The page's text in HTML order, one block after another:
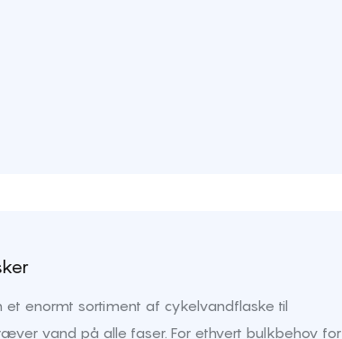
et enormt sortiment af cykelvandflaske til
vand på alle faser. For ethvert bulkbehov for